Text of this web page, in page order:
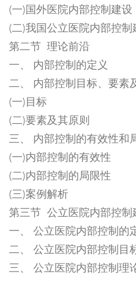
(一)国外医院内部控制建设
(二)我国公立医院内部控制
第二节 理论前沿
一、 内部控制的定义
二、 内部控制目标、要素
(一)目标
(二)要素及其原则
三、 内部控制的有效性和
(一)内部控制的有效性
(二)内部控制的局限性
(三)案例解析
第三节 公立医院内部控制
一、 公立医院内部控制的
二、 公立医院内部控制目
三、 公立医院内部控制理